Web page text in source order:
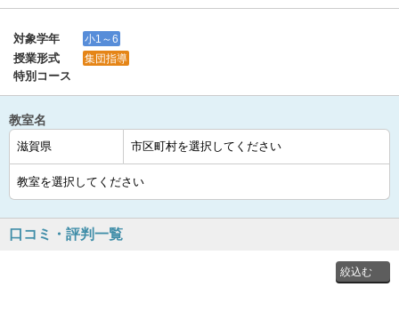
講師：3.6 カリキュラム：3.6 周りの環境：3.6
対象学年
小1～6
授業形式 集団指導
特別コース
教室名
口コミ・評判一覧